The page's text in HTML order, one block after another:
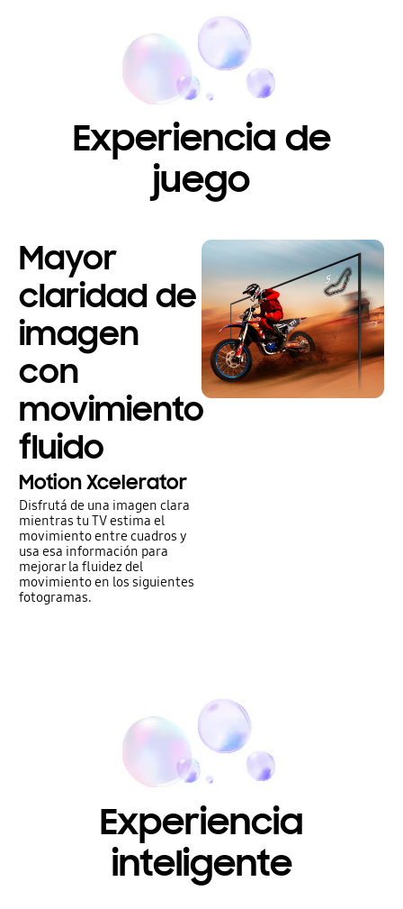
Experiencia de
juego
Mayor
claridad de
imagen
con
movimiento
fluido
Motion Xcelerator
Disfrutá de una imagen clara
mientras tu TV estima el
movimiento entre cuadros y
usa esa información para
mejorar la fluidez del
movimiento en los siguientes
fotogramas.
Experiencia
inteligente